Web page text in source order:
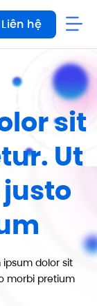
Liên hệ
sit
Ut
ipsum dolor sit
morbi pretium